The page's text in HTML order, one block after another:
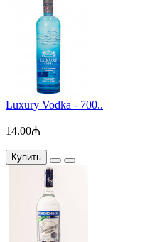
Luxury Vodka - 700..
14.00₼
Купить